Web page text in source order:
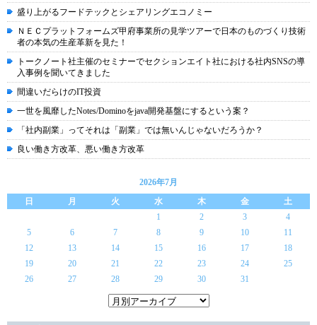
盛り上がるフードテックとシェアリングエコノミー
ＮＥＣプラットフォームズ甲府事業所の見学ツアーで日本のものづくり技術
者の本気の生産革新を見た！
トークノート社主催のセミナーでセクションエイト社における社内SNSの導
入事例を聞いてきました
間違いだらけのIT投資
一世を風靡したNotes/Dominoをjava開発基盤にするという案？
「社内副業」ってそれは「副業」では無いんじゃないだろうか？
良い働き方改革、悪い働き方改革
2026年7月
日
月 火 水 木 金
土
1
2 3
4
5
6 7 8 9 10
11
12
13 14 15 16 17
18
19
20 21 22 23 24
25
26
27 28 29 30 31